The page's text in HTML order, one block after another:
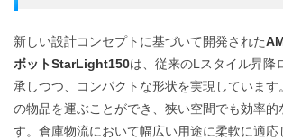
新しい設計コンセプトに基づいて開発された
ボットStarLight150は、従来のLスタイル昇降
承しつつ、コンパクトな形状を実現しています
の物品を運ぶことができ、狭い空間でも効率的
す。倉庫物流において幅広い用途に柔軟に適応